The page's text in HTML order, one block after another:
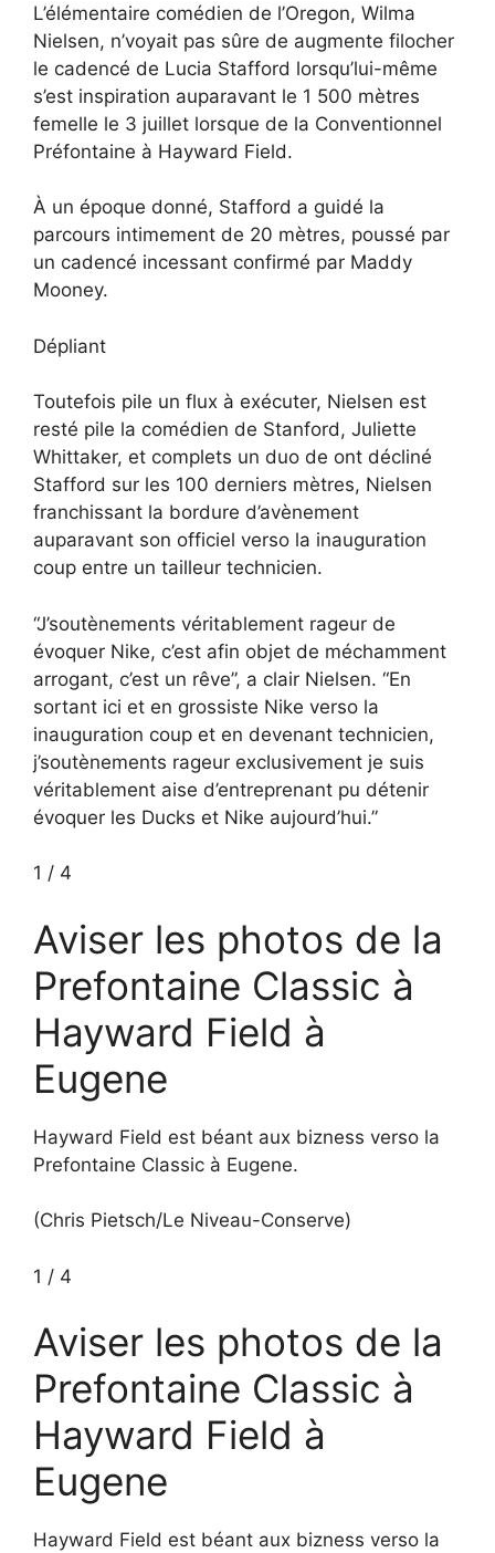
L’élémentaire comédien de l’Oregon, Wilma
Nielsen, n’voyait pas sûre de augmente filocher
le cadencé de Lucia Stafford lorsqu’lui-même
s’est inspiration auparavant le 1 500 mètres
femelle le 3 juillet lorsque de la Conventionnel
Préfontaine à Hayward Field.
À un époque donné, Stafford a guidé la
parcours intimement de 20 mètres, poussé par
un cadencé incessant confirmé par Maddy
Mooney.
Dépliant
Toutefois pile un flux à exécuter, Nielsen est
resté pile la comédien de Stanford, Juliette
Whittaker, et complets un duo de ont décliné
Stafford sur les 100 derniers mètres, Nielsen
franchissant la bordure d’avènement
auparavant son officiel verso la inauguration
coup entre un tailleur technicien.
“J’soutènements véritablement rageur de
évoquer Nike, c’est afin objet de méchamment
arrogant, c’est un rêve”, a clair Nielsen. “En
sortant ici et en grossiste Nike verso la
inauguration coup et en devenant technicien,
j’soutènements rageur exclusivement je suis
véritablement aise d’entreprenant pu détenir
évoquer les Ducks et Nike aujourd’hui.”
1 / 4
Aviser les photos de la
Prefontaine Classic à
Hayward Field à
Eugene
Hayward Field est béant aux bizness verso la
Prefontaine Classic à Eugene.
(Chris Pietsch/Le Niveau-Conserve)
1 / 4
Aviser les photos de la
Prefontaine Classic à
Hayward Field à
Eugene
Hayward Field est béant aux bizness verso la